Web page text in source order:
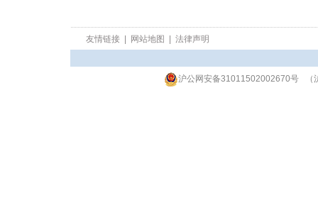
友情链接 网站地图 法律声明
沪公网安备31011502002670号（